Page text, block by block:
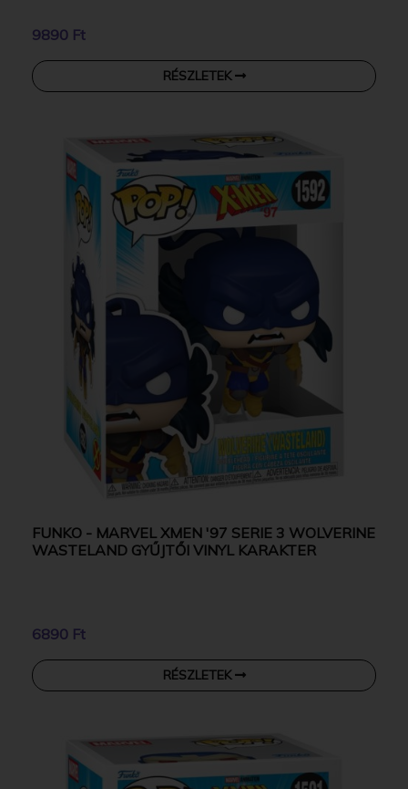
9890 Ft
RÉSZLETEK
FUNKO - MARVEL XMEN '97 SERIE 3 WOLVERINE
WASTELAND GYŰJTŐI VINYL KARAKTER
6890 Ft
RÉSZLETEK